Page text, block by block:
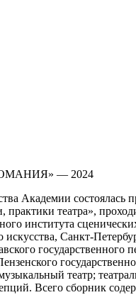
— 2024
Академии
театра»,
института
Санкт-
государственного
театр;
Всего сборник